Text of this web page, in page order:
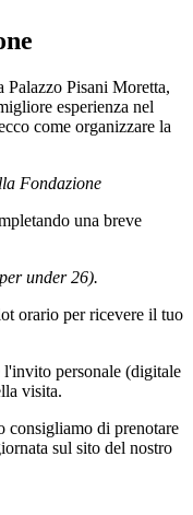
Palazzo Pisani Moretta,
esperienza nel
come organizzare la
Fondazione
una breve
under 26).
orario per ricevere il tuo
personale (digitale
visita.
consigliamo di prenotare
sul sito del nostro